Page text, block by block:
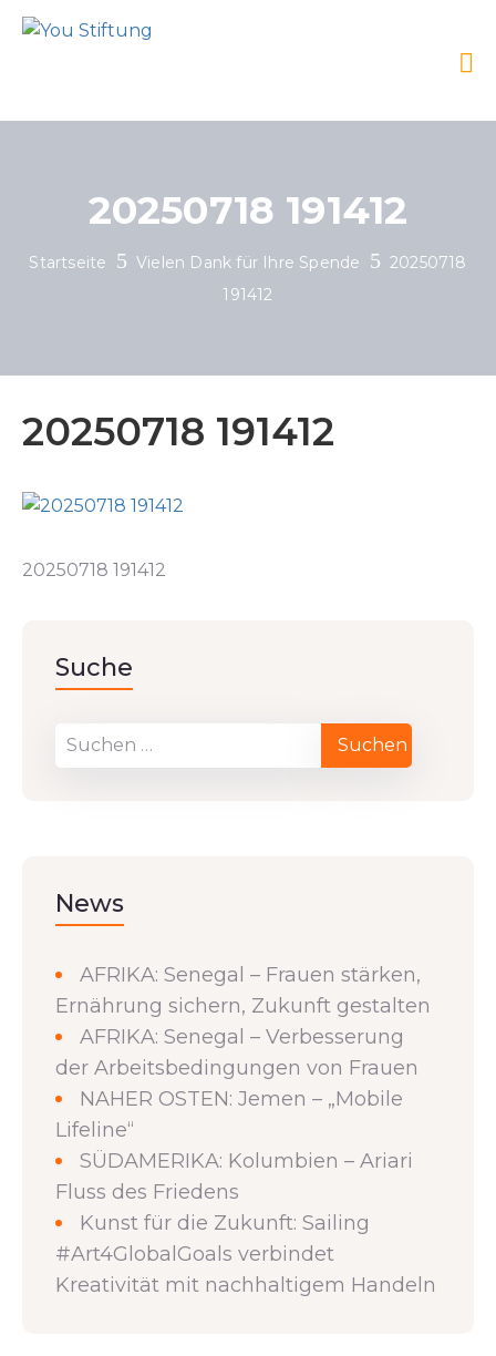
20250718 191412
Startseite Vielen Dank für Ihre Spende
20250718
191412
20250718 191412
20250718 191412
Suche
News
AFRIKA: Senegal – Frauen stärken,
Ernährung sichern, Zukunft gestalten
AFRIKA: Senegal – Verbesserung
der Arbeitsbedingungen von Frauen
NAHER OSTEN: Jemen – „Mobile
Lifeline“
SÜDAMERIKA: Kolumbien – Ariari
Fluss des Friedens
Kunst für die Zukunft: Sailing
#Art4GlobalGoals verbindet
Kreativität mit nachhaltigem Handeln